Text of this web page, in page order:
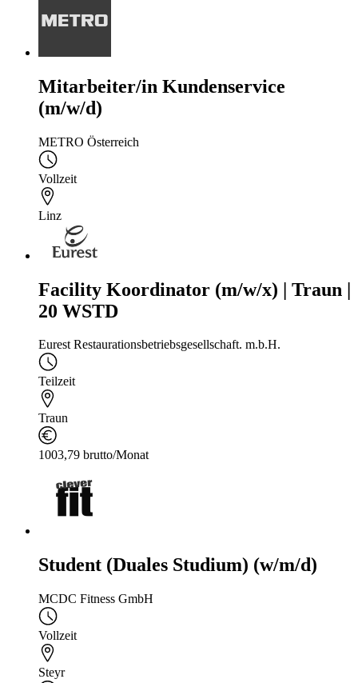
Mitarbeiter/in Kundenservice
(m/w/d)
METRO Österreich
Vollzeit
Linz
Facility Koordinator (m/w/x) | Traun |
20 WSTD
Eurest Restaurationsbetriebsgesellschaft. m.b.H.
Teilzeit
Traun
1003,79 brutto/Monat
Student (Duales Studium) (w/m/d)
MCDC Fitness GmbH
Vollzeit
Steyr